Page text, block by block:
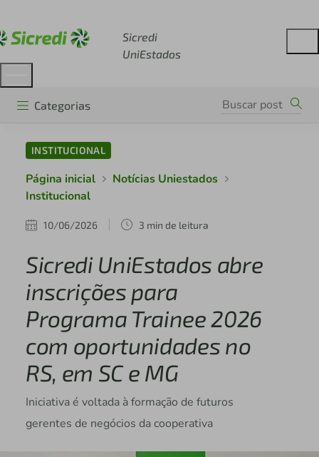
Sicredi
UniEstados
Categorias
INSTITUCIONAL
Página inicial
Notícias Uniestados
Institucional
10/06/2026 3 min de leitura
Sicredi UniEstados abre
inscrições para
Programa Trainee 2026
com oportunidades no
RS, em SC e MG
Iniciativa é voltada à formação de futuros
gerentes de negócios da cooperativa